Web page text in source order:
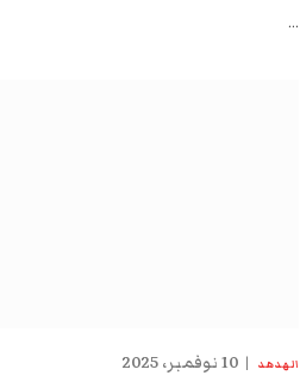
…
الهدهد 10 نوفمبر، 2025